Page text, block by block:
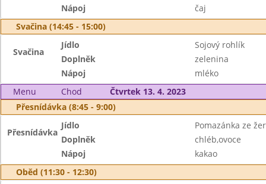
Nápoj
čaj
Svačina (14:45 - 15:00)
Svačina
Jídlo
Sojový rohlík
Doplněk
zelenina
Nápoj
mléko
Menu
Chod
Čtvrtek 13. 4. 2023
Přesnídávka (8:45 - 9:00)
Přesnídávka
Jídlo
Pomazánka ze
Doplněk
chléb,ovoce
Nápoj
kakao
Oběd (11:30 - 12:30)